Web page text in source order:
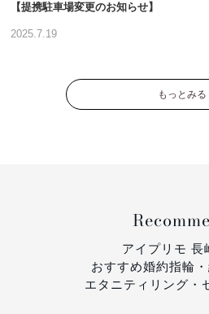
【提携駐車場変更のお知らせ】
2025.7.19
もっとみる
アイプリモ 長
おすすめ婚約指輪
エタニティリング・